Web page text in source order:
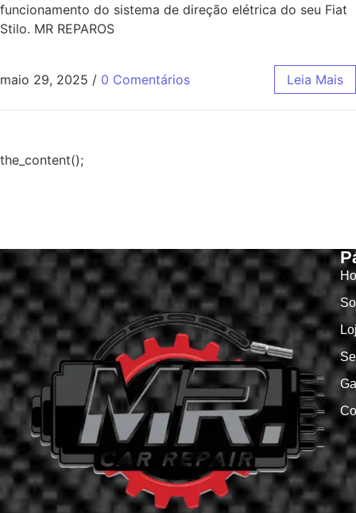
funcionamento do sistema de direção elétrica do seu Fiat
Stilo. MR REPAROS
maio 29, 2025 / 0 Comentários Leia Mais
the_content();